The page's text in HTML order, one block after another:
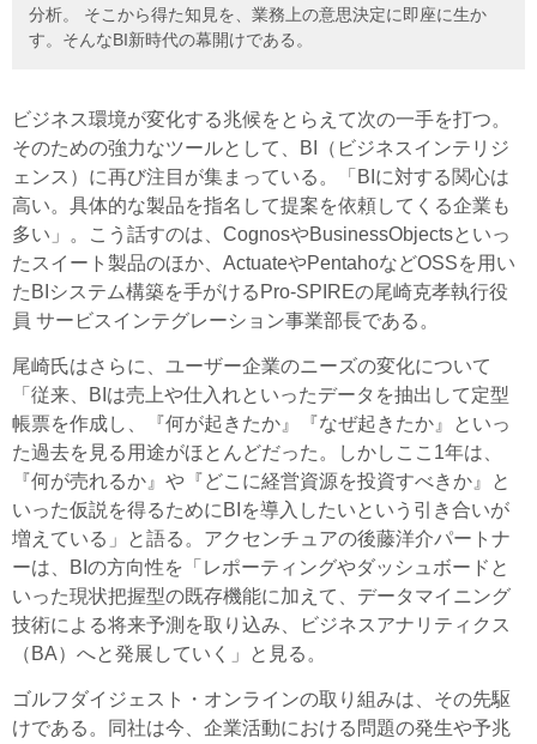
分析。 そこから得た知見を、業務上の意思決定に即座に生か
す。そんなBI新時代の幕開けである。
ビジネス環境が変化する兆候をとらえて次の一手を打つ。
そのための強力なツールとして、BI（ビジネスインテリジ
ェンス）に再び注目が集まっている。「BIに対する関心は
高い。具体的な製品を指名して提案を依頼してくる企業も
多い」。こう話すのは、CognosやBusinessObjectsといっ
たスイート製品のほか、ActuateやPentahoなどOSSを用い
たBIシステム構築を手がけるPro-SPIREの尾崎克孝執行役
員 サービスインテグレーション事業部長である。
尾崎氏はさらに、ユーザー企業のニーズの変化について
「従来、BIは売上や仕入れといったデータを抽出して定型
帳票を作成し、『何が起きたか』『なぜ起きたか』といっ
た過去を見る用途がほとんどだった。しかしここ1年は、
『何が売れるか』や『どこに経営資源を投資すべきか』と
いった仮説を得るためにBIを導入したいという引き合いが
増えている」と語る。アクセンチュアの後藤洋介パートナ
ーは、BIの方向性を「レポーティングやダッシュボードと
いった現状把握型の既存機能に加えて、データマイニング
技術による将来予測を取り込み、ビジネスアナリティクス
（BA）へと発展していく」と見る。
ゴルフダイジェスト・オンラインの取り組みは、その先駆
けである。同社は今、企業活動における問題の発生や予兆